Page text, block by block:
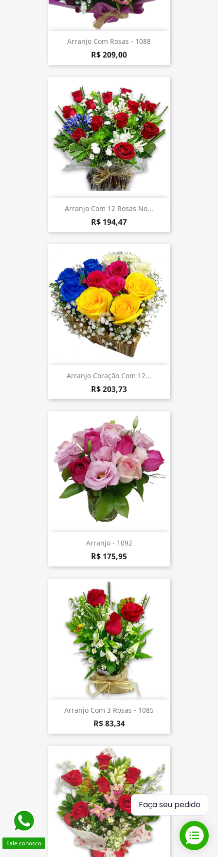
Arranjo Com Rosas - 1088
R$ 209,00
Arranjo Com 12 Rosas No...
R$ 194,47
Arranjo Coração Com 12...
R$ 203,73
Arranjo - 1092
R$ 175,95
Arranjo Com 3 Rosas - 1085
R$ 83,34
Fale conosco
Faça seu pedido